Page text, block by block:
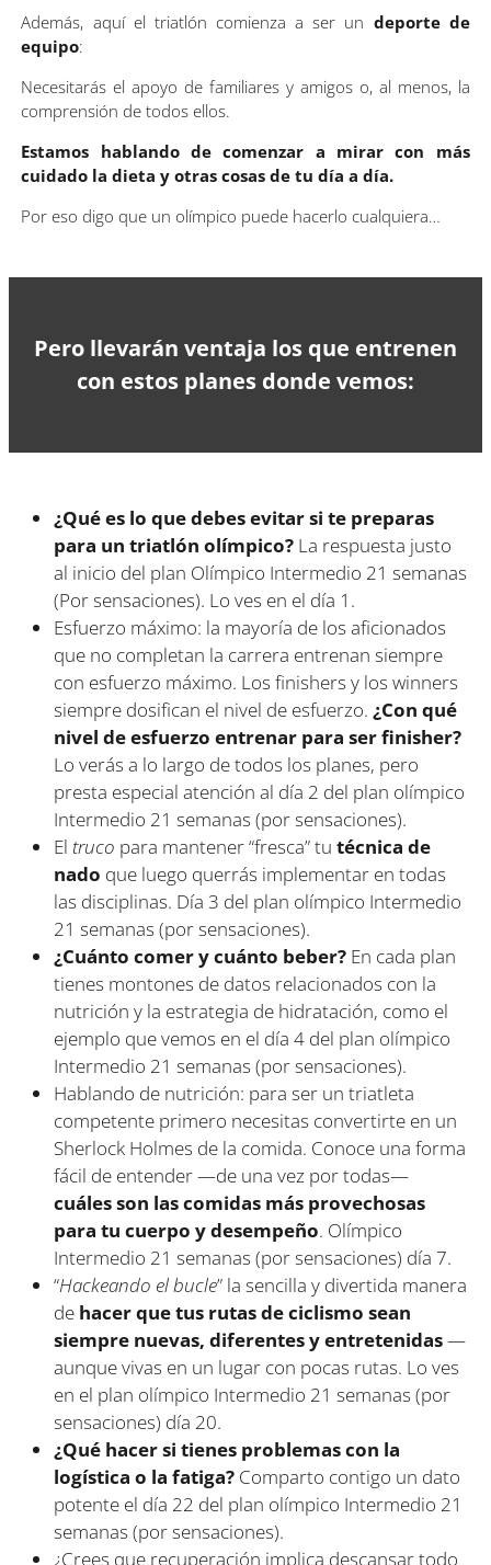
Además, aquí el triatlón comienza a ser un deporte de
equipo:
Necesitarás el apoyo de familiares y amigos o, al menos, la
comprensión de todos ellos.
Estamos hablando de comenzar a mirar con más
cuidado la dieta y otras cosas de tu día a día.
Por eso digo que un olímpico puede hacerlo cualquiera…
Pero llevarán ventaja los que entrenen
con estos planes donde vemos:
¿Qué es lo que debes evitar si te preparas
para un triatlón olímpico? La respuesta justo
al inicio del plan Olímpico Intermedio 21 semanas
(Por sensaciones). Lo ves en el día 1.
Esfuerzo máximo: la mayoría de los aficionados
que no completan la carrera entrenan siempre
con esfuerzo máximo. Los finishers y los winners
siempre dosifican el nivel de esfuerzo.¿Con qué
nivel de esfuerzo entrenar para ser finisher?
Lo verás a lo largo de todos los planes, pero
presta especial atención al día 2 del plan olímpico
Intermedio 21 semanas (por sensaciones).
El truco para mantener “fresca” tutécnica de
nado que luego querrás implementar en todas
las disciplinas. Día 3 del plan olímpico Intermedio
21 semanas (por sensaciones).
¿Cuánto comer y cuánto beber? En cada plan
tienes montones de datos relacionados con la
nutrición y la estrategia de hidratación, como el
ejemplo que vemos en el día 4 del plan olímpico
Intermedio 21 semanas (por sensaciones).
Hablando de nutrición: para ser un triatleta
competente primero necesitas convertirte en un
Sherlock Holmes de la comida. Conoce una forma
fácil de entender —de una vez por todas—
cuáles son las comidas más provechosas
para tu cuerpo y desempeño. Olímpico
Intermedio 21 semanas (por sensaciones) día 7.
“Hackeando el bucle” la sencilla y divertida manera
de hacer que tus rutas de ciclismo sean
siempre nuevas, diferentes y entretenidas—
aunque vivas en un lugar con pocas rutas. Lo ves
en el plan olímpico Intermedio 21 semanas (por
sensaciones) día 20.
¿Qué hacer si tienes problemas con la
logística o la fatiga? Comparto contigo un dato
potente el día 22 del plan olímpico Intermedio 21
semanas (por sensaciones).
¿Crees que recuperación implica descansar todo